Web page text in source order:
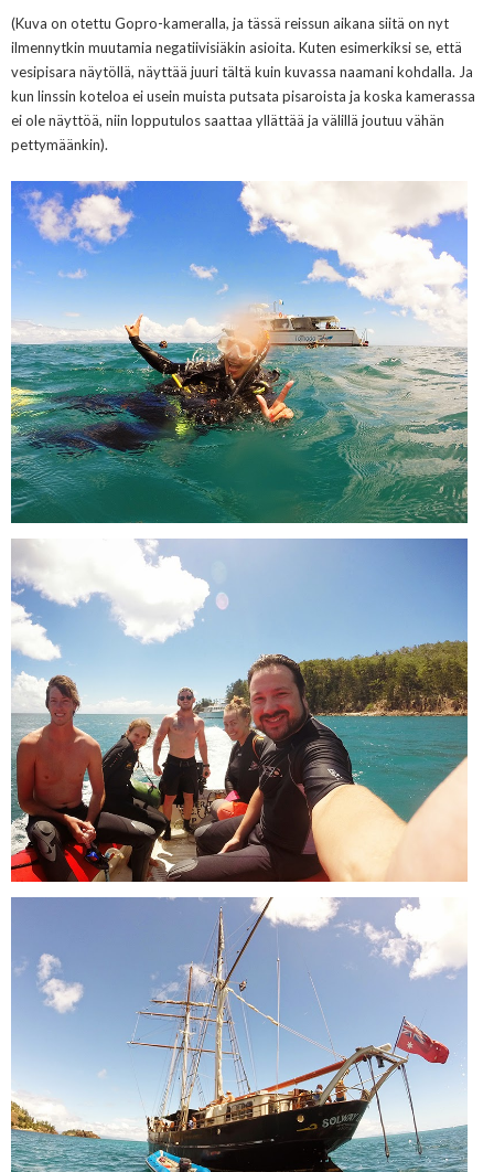
(Kuva on otettu Gopro-kameralla, ja tässä reissun aikana siitä on nyt
ilmennytkin muutamia negatiivisiäkin asioita. Kuten esimerkiksi se, että
vesipisara näytöllä, näyttää juuri tältä kuin kuvassa naamani kohdalla. Ja
kun linssin koteloa ei usein muista putsata pisaroista ja koska kamerassa
ei ole näyttöä, niin lopputulos saattaa yllättää ja välillä joutuu vähän
pettymäänkin).